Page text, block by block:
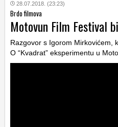
28.07.2018. (23:23)
Brdo filmova
Motovun Film Festival
Razgovor s Igorom Mirkovićem,
O “Kvadrat” eksperimentu u